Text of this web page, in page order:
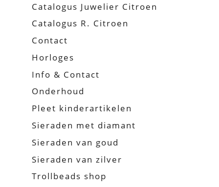
Catalogus Juwelier Citroen
Catalogus R. Citroen
Contact
Horloges
Info & Contact
Onderhoud
Pleet kinderartikelen
Sieraden met diamant
Sieraden van goud
Sieraden van zilver
Trollbeads shop